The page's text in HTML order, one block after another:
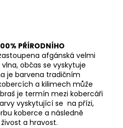
PŘÍRODNÍHO
afgánská velmi
občas se vyskytuje
je barvena tradičním
a kilimech může
je termín mezi kobercáři
vyskytující se na přízi,
koberce a následně
a hravost.